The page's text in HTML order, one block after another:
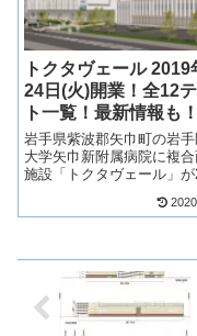
トクタヴェール 2019
24日(火)開業！全12
ト一覧！最新情報も！
岩手県紫波郡矢巾町の岩
大学矢巾新附属病院に複
施設「トクタヴェール」が
ェールは、病院付属施設
うな商業施設になるのか